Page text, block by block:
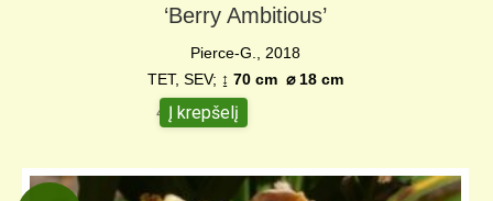
‘Berry Ambitious’
Pierce-G., 2018
TET, SEV; ↨ 70 cm ⌀18 cm
48,00€
Į krepšelį